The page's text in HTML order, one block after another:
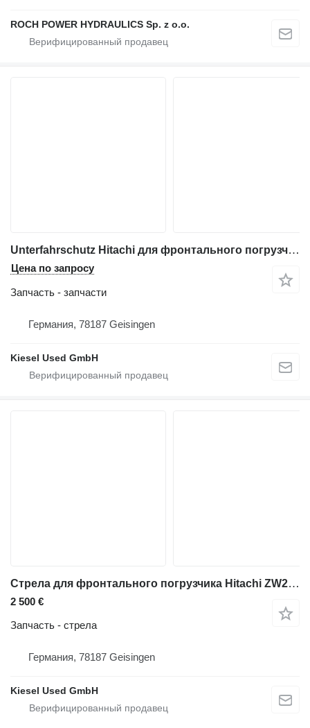
ROCH POWER HYDRAULICS Sp. z o.o.
Unterfahrschutz Hitachi для фронтального погрузчика Hitachi ZW250-5
Цена по запросу
Запчасть - запчасти
Германия, 78187 Geisingen
Kiesel Used GmbH
Стрела для фронтального погрузчика Hitachi ZW250-5
2 500 €
Запчасть - стрела
Германия, 78187 Geisingen
Kiesel Used GmbH